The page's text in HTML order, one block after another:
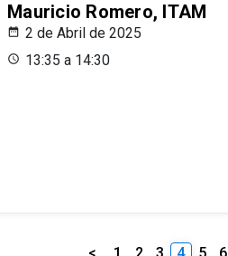
Mauricio Romero, ITAM
2 de Abril de 2025
13:35 a 14:30